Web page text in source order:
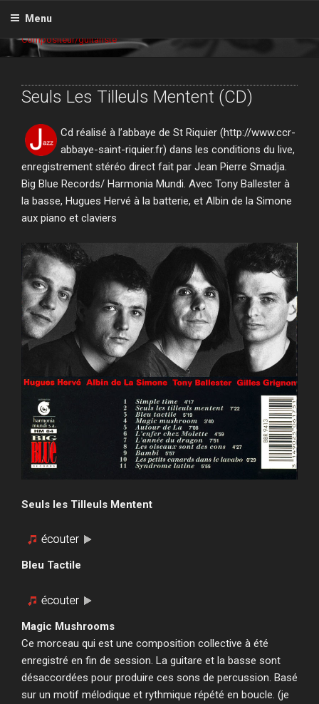
contenu
principal
GILLES GRIGNON
Compositeur/guitariste
Menu
Seuls Les Tilleuls Mentent (CD)
Cd réalisé à l’abbaye de St Riquier (http://www.ccr-
abbaye-saint-riquier.fr) dans les conditions du live,
enregistrement stéréo direct fait par Jean Pierre Smadja.
Big Blue Records/ Harmonia Mundi. Avec Tony Ballester à
la basse, Hugues Hervé à la batterie, et Albin de la Simone
aux piano et claviers
Seuls les Tilleuls Mentent
Bleu Tactile
Magic Mushrooms
Ce morceau qui est une composition collective à été
enregistré en fin de session. La guitare et la basse sont
désaccordées pour produire ces sons de percussion. Basé
sur un motif mélodique et rythmique répété en boucle. (je